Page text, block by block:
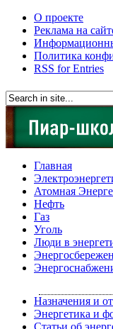
О проекте
Реклама на
Политика
RSS for Entries
Главная
Атомная
Нефть
Газ
Уголь
Люди в
Назначения и
Энергетика и
Статьи об